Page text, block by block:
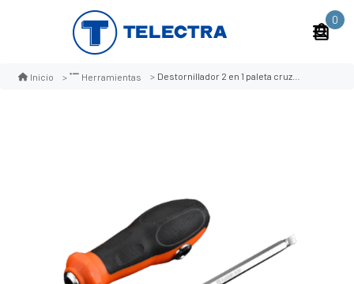
0
Inicio Herramientas Destornillador 2 en 1 paleta cruz harden 550391